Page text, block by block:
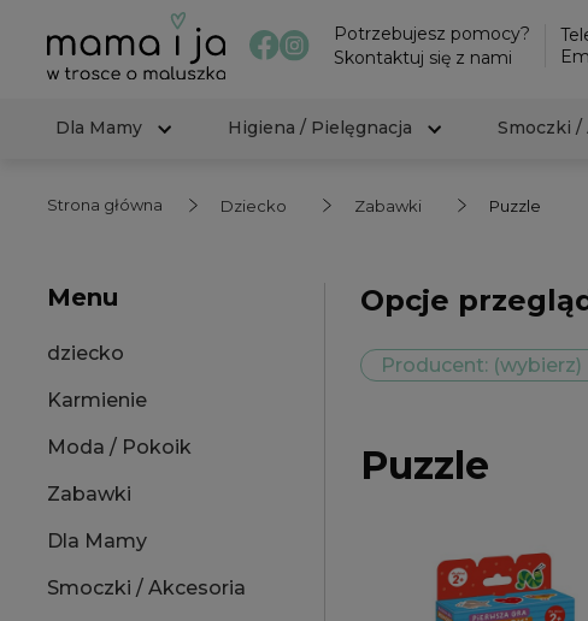
Potrzebujesz pomocy?
Skontaktuj się z nami
Dla Mamy
Higiena / Pielęgnacja Smoczki /
Strona główna Dziecko Zabawki Puzzle
Menu
dziecko
Karmienie
Moda / Pokoik
Zabawki
Dla Mamy
Smoczki / Akcesoria
Opcje
Producent: (wybierz)
Puzzle